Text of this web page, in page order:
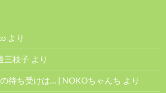
より
三枝子 より
待ち受けは… | NOKOちゃんち より